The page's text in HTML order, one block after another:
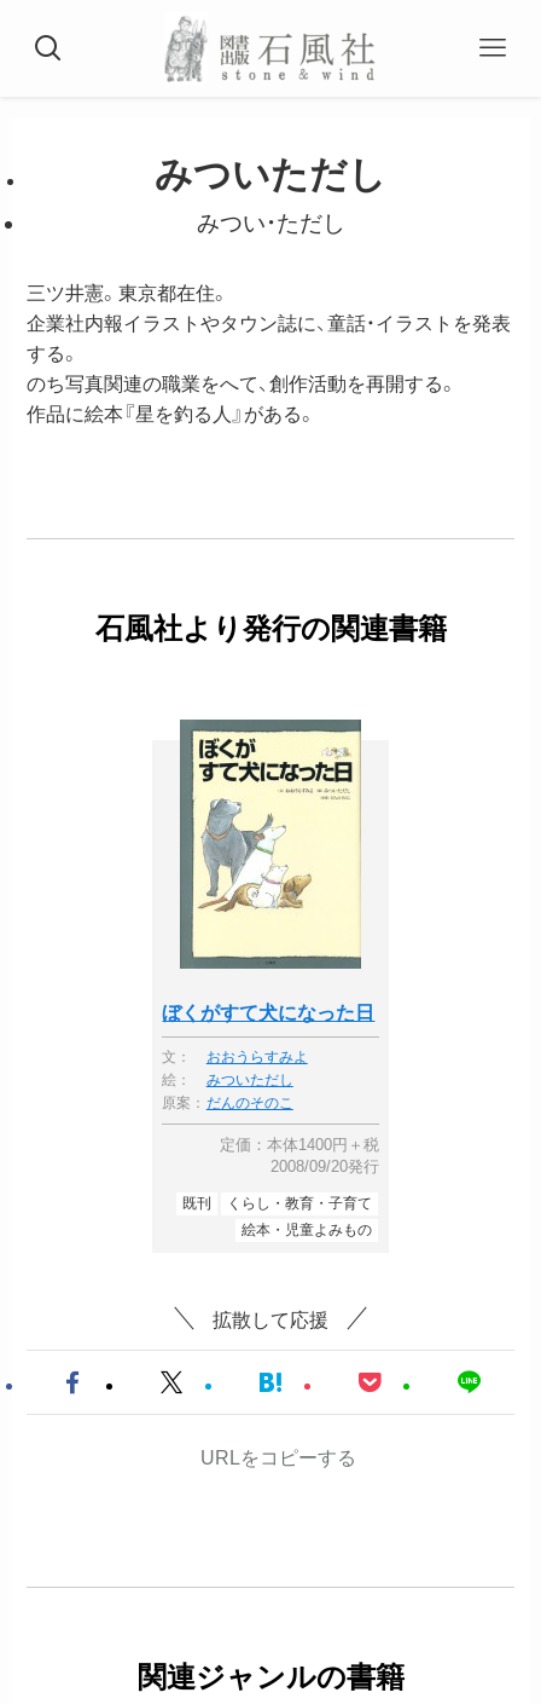
みついただし
みつい・ただし
三ツ井憲。東京都在住。
企業社内報イラストやタウン誌に、童話・イラストを発表
する。
のち写真関連の職業をへて、創作活動を再開する。
作品に絵本『星を釣る人』がある。
石風社より発行の関連書籍
ぼくがすて犬になった日
文：
おおうらすみよ
絵：
みついただし
原案： だんのそのこ
定価：本体1400円＋税
2008/09/20発行
既刊
くらし・教育・子育て
絵本・児童よみもの
拡散して応援
URLをコピーする
関連ジャンルの書籍